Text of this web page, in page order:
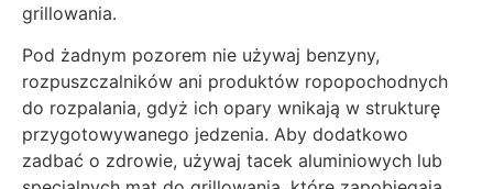
grillowania.
Pod żadnym pozorem nie używaj benzyny,
rozpuszczalników ani produktów ropopochodnych
do rozpalania, gdyż ich opary wnikają w strukturę
przygotowywanego jedzenia. Aby dodatkowo
zadbać o zdrowie, używaj tacek aluminiowych lub